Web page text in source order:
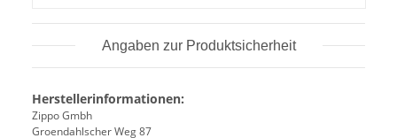
Angaben zur Produktsicherheit
Herstellerinformationen:
Zippo Gmbh
Groendahlscher Weg 87